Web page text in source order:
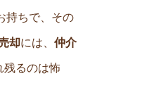
持ちで、その
却には、 仲介
残るのは怖